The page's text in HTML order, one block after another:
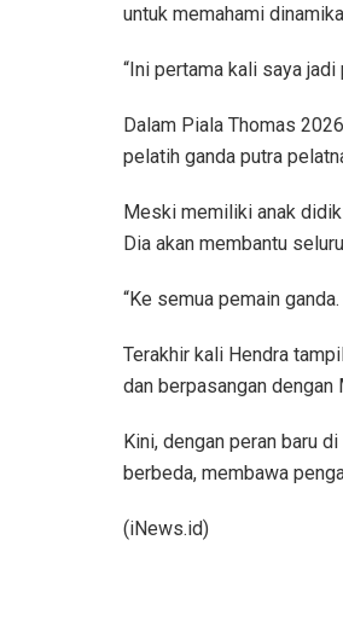
untuk memahami
“Ini pertama kali saya jadi
Dalam Piala Thomas
pelatih ganda putra
Meski memiliki anak
Dia akan membantu
“Ke semua pemain
Terakhir kali Hendra
dan berpasangan dengan
Kini, dengan peran baru
berbeda, membawa
(iNews.id)